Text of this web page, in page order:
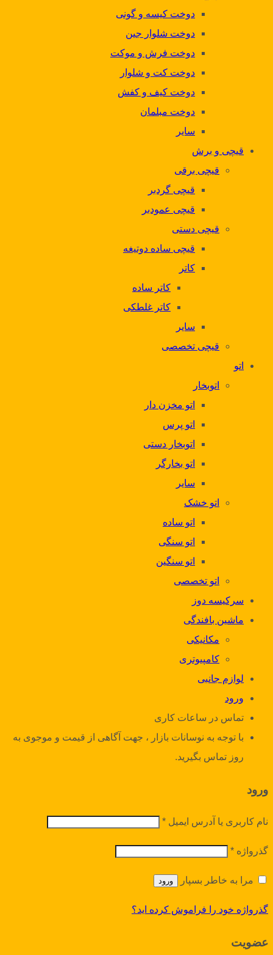
دوخت کیسه و گونی
دوخت شلوار جین
دوخت فرش و موکت
دوخت کت و شلوار
دوخت کیف و کفش
دوخت مبلمان
سایر
قیچی و برش
قیچی برقی
قیچی گردبر
قیچی عمودبر
قیچی دستی
قیچی ساده دوتیغه
کاتر
کاتر ساده
کاتر غلطکی
سایر
قیچی تخصصی
اتو
اتوبخار
اتو مخزن دار
اتو پرس
اتوبخار دستی
اتو بخارگر
سایر
اتو خشک
اتو ساده
اتو سنگی
اتو سنگین
اتو تخصصی
سرکیسه دوز
ماشین بافندگی
مکانیکی
کامپیوتری
لوازم جانبی
ورود
تماس در ساعات کاری
با توجه به نوسانات بازار ، جهت آگاهی از قیمت و موجوی به
روز تماس بگیرید.
ورود
نام کاربری یا آدرس ایمیل *
گذرواژه *
مرا به خاطر بسپار ورود
گذرواژه خود را فراموش کرده اید؟
عضویت